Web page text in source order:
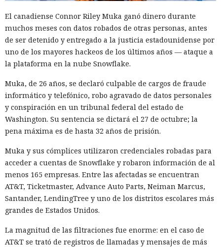
estadounidense Palo Alto Networks que se venden en el
territorio del país, citando riesgos para la infraestructura
informática crítica y la seguridad nacional.
El regulador no nombró productos concretos de la compañía
vulnerabilidades ni precisó qué medidas podrían seguir en
caso de detectarse incumplimientos.
La decisión se produjo en medio del empeoramiento de las
disputas comerciales y tecnológicas entre Pekín y
alcanzada en las últimas cumbres bilaterales. El día
anterior, el Ministerio de Comercio de China anunció
nuevas restricciones contra empresas estadounidenses y la
exportación de drones a EE. UU., calificándolas como
respuesta a las recientes medidas de Washington contra el
acceso de empresas chinas al mercado estadounidense. El
con la revisión a Palo Alto.
El canadiense Connor Riley Muka ganó dinero durante
muchos meses con datos robados de otras personas, antes
de ser detenido y entregado a la justicia estadounidense por
uno de los mayores hackeos de los últimos años — ataque a
la plataforma en la nube Snowflake.
Muka, de 26 años, se declaró culpable de cargos de fraude
informático y telefónico, robo agravado de datos personales
y conspiración en un tribunal federal del estado de
Washington. Su sentencia se dictará el 27 de octubre; la
pena máxima es de hasta 32 años de prisión.
Muka y sus cómplices utilizaron credenciales robadas para
acceder a cuentas de Snowflake y robaron información de al
menos 165 empresas. Entre las afectadas se encuentran
AT&T, Ticketmaster, Advance Auto Parts, Neiman Marcus,
Santander, LendingTree y uno de los distritos escolares más
grandes de Estados Unidos.
La magnitud de las filtraciones fue enorme: en el caso de
AT&T se trató de registros de llamadas y mensajes de más